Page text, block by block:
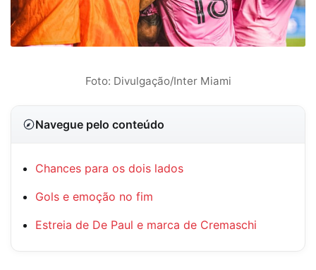
Foto: Divulgação/Inter Miami
Navegue pelo conteúdo
Chances para os dois lados
Gols e emoção no fim
Estreia de De Paul e marca de Cremaschi